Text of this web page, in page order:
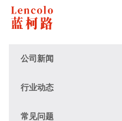
公司新闻
行业动态
常见问题